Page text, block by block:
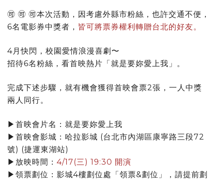
🉑 🉑 🉑本次活動，因考慮外縣市粉絲，也許交通不便，
6名電影券中獎者， 皆可將票券權利轉贈台北的好友。
4月快閃，校園愛情浪漫喜劇〜
招待6名粉絲，看首映熱片「就是要妳愛上我」。
完成下述步驟，就有機會獲得首映會票2張，一人中獎
兩人同行。
▶首映會片名：就是要妳愛上我
▶首映會影城：哈拉影城 (台北市內湖區康寧路三段72
號) (捷運東湖站)
▶放映時間： 4/17(三) 19:30 開演
▶領票劃位：影城4樓劃位處「領票&劃位」，請提前劃